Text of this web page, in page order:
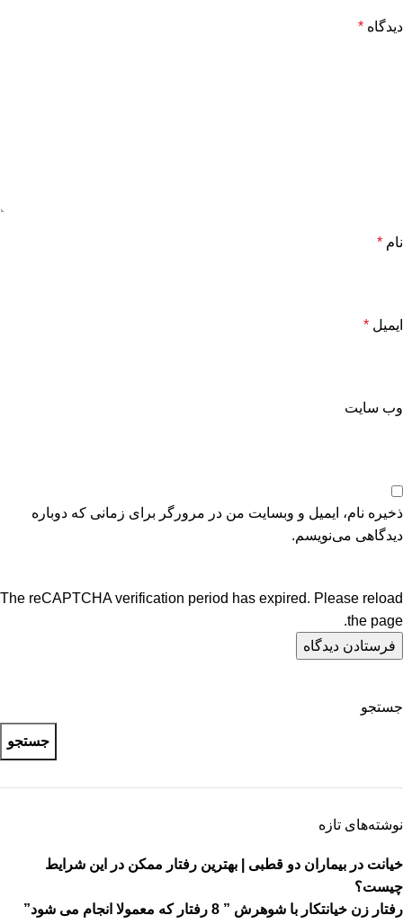
دیدگاه *
نام *
ایمیل *
وب‌ سایت
ذخیره نام، ایمیل و وبسایت من در مرورگر برای زمانی که دوباره
دیدگاهی می‌نویسم.
The reCAPTCHA verification period has expired. Please reload
the page.
جستجو
جستجو
نوشته‌های تازه
خیانت در بیماران دو قطبی | بهترین رفتار ممکن در این شرایط
چیست؟
رفتار زن خیانتکار با شوهرش ” 8 رفتار که معمولا انجام می شود”